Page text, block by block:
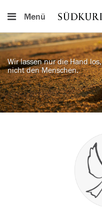
Menü
Wir lassen nur die Hand los,
nicht den Menschen.